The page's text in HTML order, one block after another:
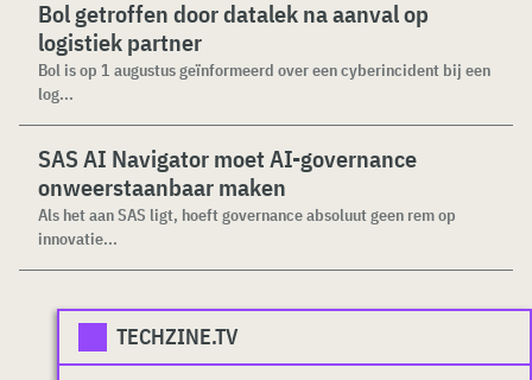
Bol getroffen door datalek na aanval op
logistiek partner
Bol is op 1 augustus geïnformeerd over een cyberincident bij een
log...
SAS AI Navigator moet AI-governance
onweerstaanbaar maken
Als het aan SAS ligt, hoeft governance absoluut geen rem op
innovatie...
TECHZINE.TV